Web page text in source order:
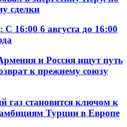
сделки
С 16:00 6 августа до 16:00
и Россия ищут путь
к прежнему союзу
газ становится ключом к
Турции в Европе